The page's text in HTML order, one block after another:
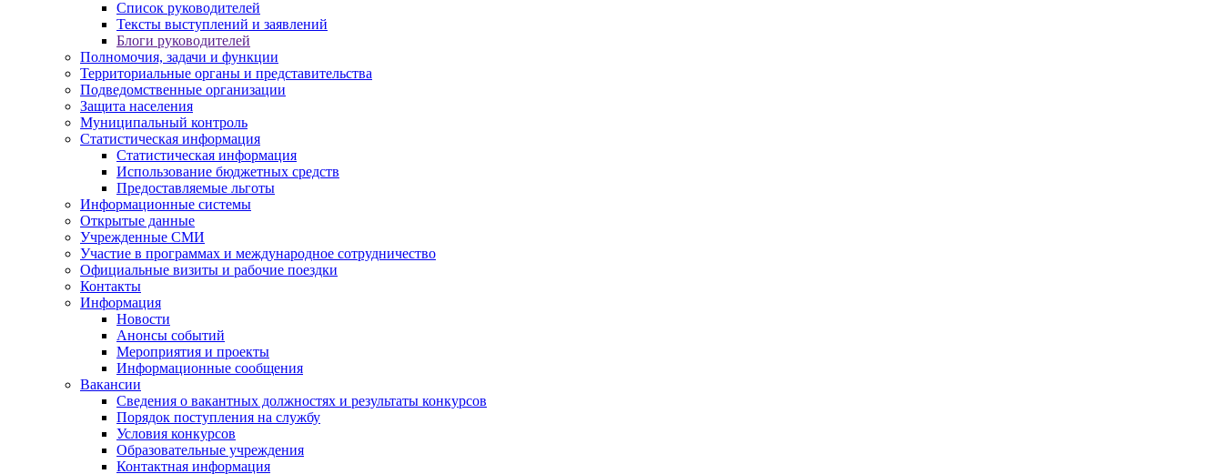
Список руководителей
Тексты выступлений и заявлений
Блоги руководителей
Полномочия, задачи и функции
Территориальные органы и представительства
Подведомственные организации
Защита населения
Муниципальный контроль
Статистическая информация
Статистическая информация
Использование бюджетных средств
Предоставляемые льготы
Информационные системы
Открытые данные
Учрежденные СМИ
Участие в программах и международное сотрудничество
Официальные визиты и рабочие поездки
Контакты
Информация
Новости
Анонсы событий
Мероприятия и проекты
Информационные сообщения
Вакансии
Сведения о вакантных должностях и результаты конкурсов
Порядок поступления на службу
Условия конкурсов
Образовательные учреждения
Контактная информация